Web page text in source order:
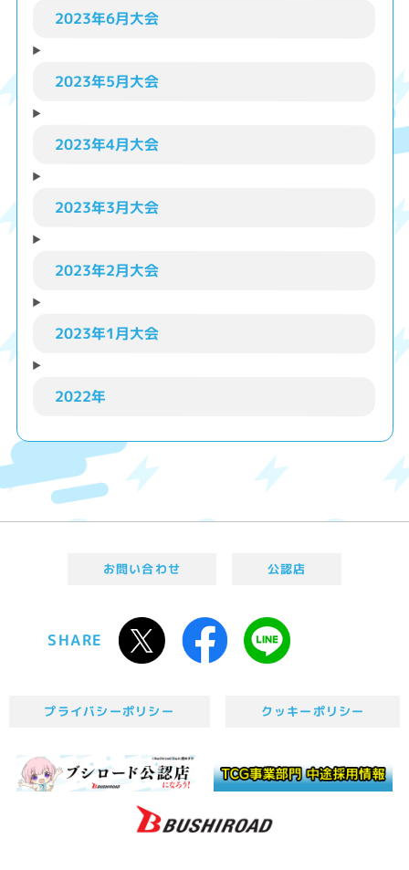
2023年6月大会
2023年5月大会
2023年4月大会
2023年3月大会
2023年2月大会
2023年1月大会
2022年
お問い合わせ 公認店
SHARE
プライバシーポリシー クッキーポリシー